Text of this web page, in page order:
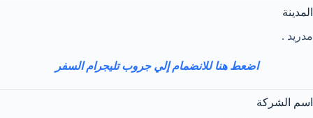
المدينة
مدريد .
اضعط هنا للانضمام إلي جروب تليجرام السفر
اسم الشركة